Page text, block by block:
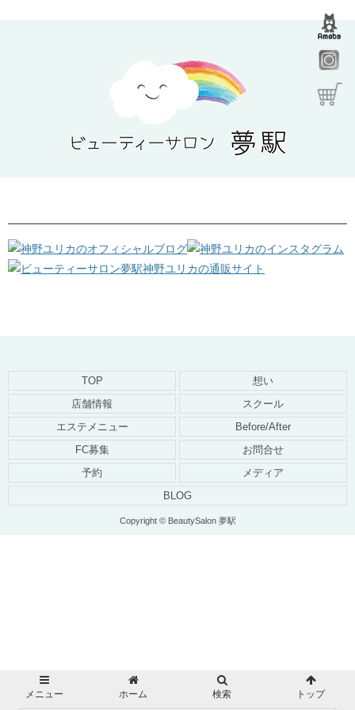
TOP
想い
店舗情報
スクール
エステメニュー
Before/After
FC募集
お問合せ
予約
メディア
BLOG
Copyright © BeautySalon 夢駅
メニュー ホーム 検索 トップ